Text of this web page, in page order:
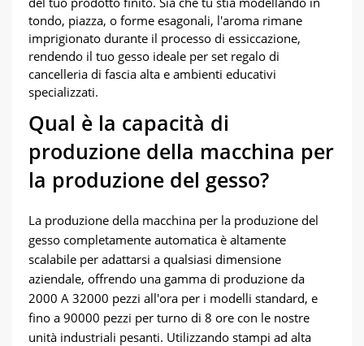
tondo, piazza, o forme esagonali, l'aroma rimane
imprigionato durante il processo di essiccazione,
rendendo il tuo gesso ideale per set regalo di
cancelleria di fascia alta e ambienti educativi
specializzati.
Qual è la capacità di
produzione della macchina per
la produzione del gesso?
La produzione della macchina per la produzione del
gesso completamente automatica è altamente
scalabile per adattarsi a qualsiasi dimensione
aziendale, offrendo una gamma di produzione da
2000 A 32000 pezzi all'ora per i modelli standard, e
fino a 90000 pezzi per turno di 8 ore con le nostre
unità industriali pesanti. Utilizzando stampi ad alta